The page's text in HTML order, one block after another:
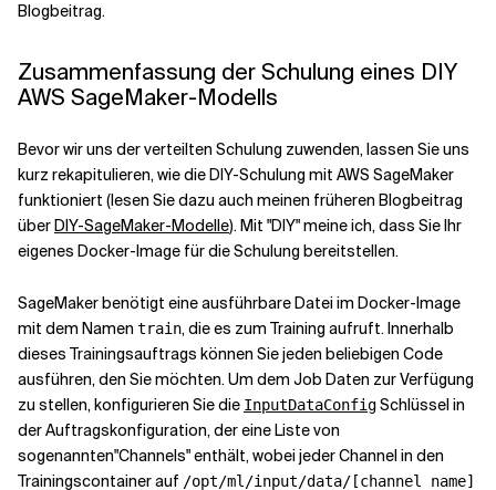
Blogbeitrag.
Zusammenfassung der Schulung eines DIY
AWS SageMaker-Modells
Bevor wir uns der verteilten Schulung zuwenden, lassen Sie uns
kurz rekapitulieren, wie die DIY-Schulung mit AWS SageMaker
funktioniert (lesen Sie dazu auch meinen früheren Blogbeitrag
überDIY-SageMaker-Modelle). Mit "DIY" meine ich, dass Sie Ihr
eigenes Docker-Image für die Schulung bereitstellen.
SageMaker benötigt eine ausführbare Datei im Docker-Image
mit dem Namen train, die es zum Training aufruft. Innerhalb
dieses Trainingsauftrags können Sie jeden beliebigen Code
ausführen, den Sie möchten. Um dem Job Daten zur Verfügung
zu stellen, konfigurieren Sie die InputDataConfigSchlüssel in
der Auftragskonfiguration, der eine Liste von
sogenannten"Channels" enthält, wobei jeder Channel in den
Trainingscontainer auf /opt/ml/input/data/[channel name]